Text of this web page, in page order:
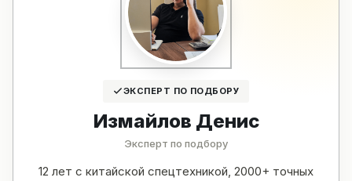
ЭКСПЕРТ ПО ПОДБОРУ
Измайлов Денис
Эксперт по подбору
12 лет с китайской спецтехникой, 2000+ точных